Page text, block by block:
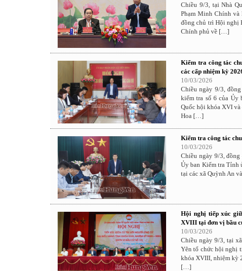
Chiều 9/3, tại Nhà
Phạm Minh Chính
đồng chủ trì Hội nghị
Chính phủ về […]
Kiểm tra công tác
các cấp nhiệm kỳ
10/03/2026
Chiều ngày 9/3,
kiểm tra số 6 của Ủy
Quốc hội khóa XVI
Hoa […]
Kiểm tra công tác
10/03/2026
Chiều ngày 9/3,
Ủy ban Kiểm tra Tỉnh
tại các xã Quỳnh An
Hội nghị tiếp xúc
XVIII tại đơn vị bầu
10/03/2026
Chiều ngày 9/3, tại
Yên tổ chức hội nghị
khóa XVIII, nhiệm kỳ
[…]